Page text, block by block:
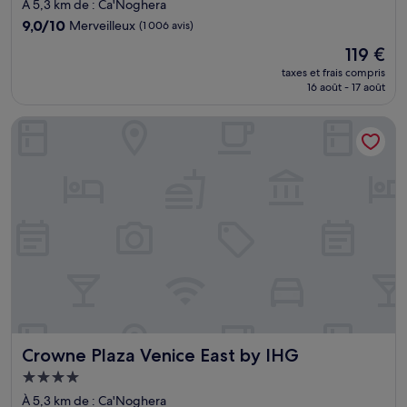
À 5,3 km de : Ca'Noghera
9.0
9,0/10 Merveilleux (1 006 avis)
Le
nouveau
prix
de
119 €
119 €
taxes et frais compris
16 août - 17 août
Crowne Plaza Venice East by IHG
Crowne Plaza Venice East by IHG
Hébergement
4.0 étoiles
À 5,3 km de : Ca'Noghera